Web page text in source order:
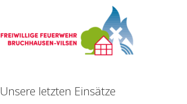
Unsere letzten Einsätze